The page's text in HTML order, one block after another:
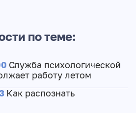
по теме:
Служба психологической
работу летом
Как распознать